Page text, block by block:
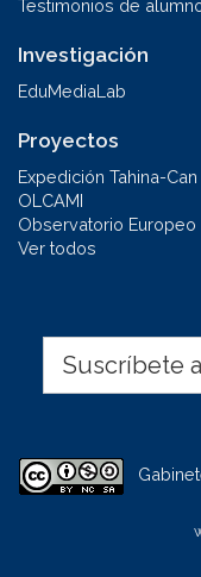
Testimonios de
Investigación
EduMediaLab
Proyectos
Expedición Tahina-Can
OLCAMI
Observatorio Europeo
Ver todos
Suscríbete